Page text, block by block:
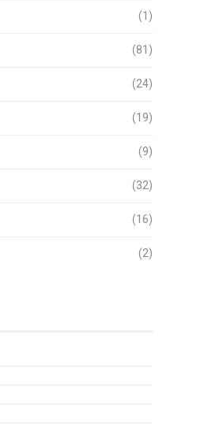
(1)
(81)
(24)
(19)
(9)
(32)
(16)
(2)